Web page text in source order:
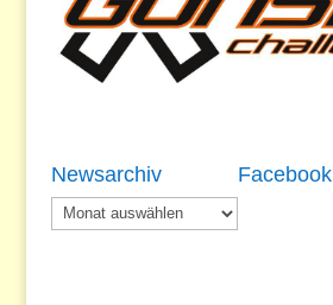
Newsarchiv
Newsarchiv
Facebook